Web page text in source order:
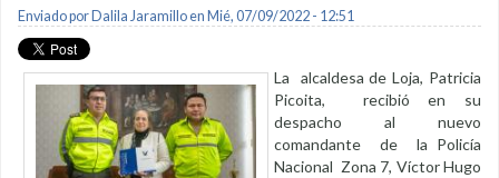
Enviado por Dalila Jaramilloen Mié, 07/09/2022 - 12:51
La alcaldesa de Loja, Patricia
Picoita, recibió en su
despacho al nuevo
comandante de la Policía
Nacional Zona 7, Víctor Hugo